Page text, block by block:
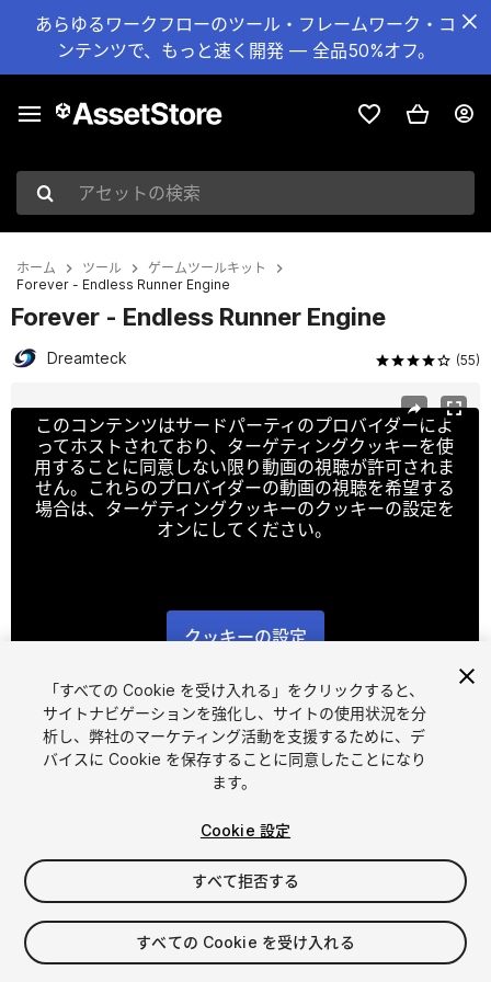
あらゆるワークフローのツール・フレームワーク・コ
ンテンツで、もっと速く開発 — 全品50%オフ。
アセットの検索
ホーム ツール
ゲームツールキット
Forever - Endless Runner Engine
Forever - Endless Runner Engine
Dreamteck (55)
このコンテンツはサードパーティのプロバイダーによ
ってホストされており、ターゲティングクッキーを使
用することに同意しない限り動画の視聴が許可されま
せん。これらのプロバイダーの動画の視聴を希望する
場合は、ターゲティングクッキーのクッキーの設定を
オンにしてください。
クッキーの設定
FREE
91viewsin the past week
「すべての Cookie を受け入れる」をクリックすると、
サイトナビゲーションを強化し、サイトの使用状況を分
析し、弊社のマーケティング活動を支援するために、デ
バイスに Cookie を保存することに同意したことになり
ます。
Cookie 設定
すべて拒否する
すべての Cookie を受け入れる